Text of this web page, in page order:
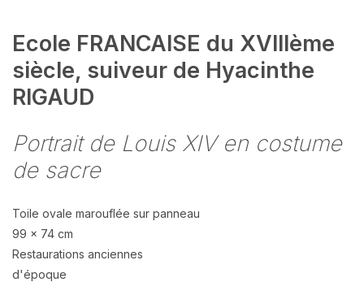
Ecole FRANCAISE du XVIIIème
siècle, suiveur de Hyacinthe
RIGAUD
Portrait de Louis XIV en costume
de sacre
Toile ovale marouflée sur panneau
99 x 74 cm
Restaurations anciennes
d'époque